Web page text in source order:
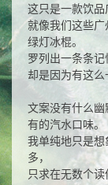
这只是一款饮品
就像我们这些
绿灯冰棍。
罗列出一条条记
却是因为有这
文案没有什么
有的汽水口味。
我单纯地只是
多，
只求在无数个